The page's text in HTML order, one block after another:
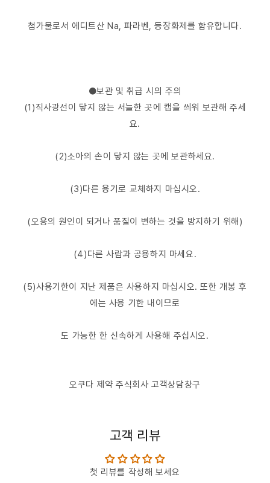
첨가물로서 에디트산 Na, 파라벤, 등장화제를 함유합니다.
●보관 및 취급 시의 주의
(1)직사광선이 닿지 않는 서늘한 곳에 캡을 씌워 보관해 주세
요.
(2)소아의 손이 닿지 않는 곳에 보관하세요.
(3)다른 용기로 교체하지 마십시오.
(오용의 원인이 되거나 품질이 변하는 것을 방지하기 위해)
(4)다른 사람과 공용하지 마세요.
(5)사용기한이 지난 제품은 사용하지 마십시오. 또한 개봉 후
에는 사용 기한 내이므로
도 가능한 한 신속하게 사용해 주십시오.
오쿠다 제약 주식회사 고객상담창구
고객 리뷰
첫 리뷰를 작성해 보세요